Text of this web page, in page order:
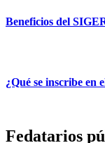
Beneficios del
¿Qué se inscribe en
Fedatarios